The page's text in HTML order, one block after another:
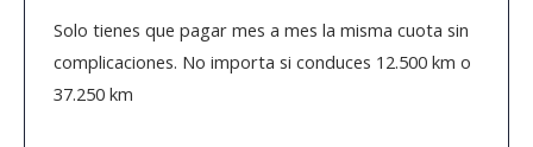
Solo tienes que pagar mes a mes la misma cuota sin
complicaciones. No importa si conduces 12.500 km o
37.250 km